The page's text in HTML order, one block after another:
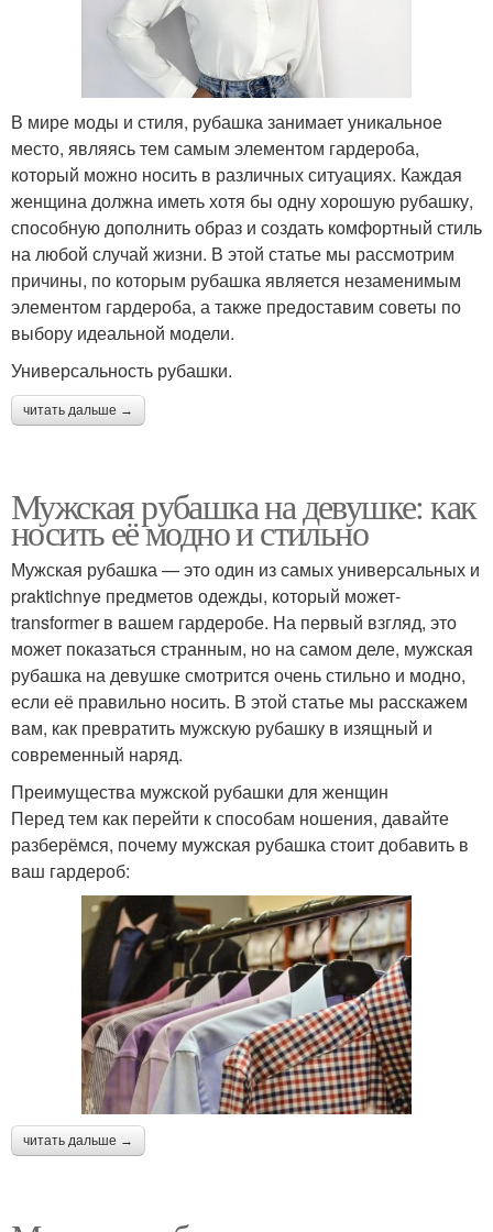
В мире моды и стиля, рубашка занимает уникальное
место, являясь тем самым элементом гардероба,
который можно носить в различных ситуациях. Каждая
женщина должна иметь хотя бы одну хорошую рубашку,
способную дополнить образ и создать комфортный стиль
на любой случай жизни. В этой статье мы рассмотрим
причины, по которым рубашка является незаменимым
элементом гардероба, а также предоставим советы по
выбору идеальной модели.
Универсальность рубашки.
читать дальше →
Мужская рубашка на девушке: как
носить её модно и стильно
Мужская рубашка — это один из самых универсальных и
praktichnye предметов одежды, который может-
transformer в вашем гардеробе. На первый взгляд, это
может показаться странным, но на самом деле, мужская
рубашка на девушке смотрится очень стильно и модно,
если её правильно носить. В этой статье мы расскажем
вам, как превратить мужскую рубашку в изящный и
современный наряд.
Преимущества мужской рубашки для женщин
Перед тем как перейти к способам ношения, давайте
разберёмся, почему мужская рубашка стоит добавить в
ваш гардероб:
читать дальше →